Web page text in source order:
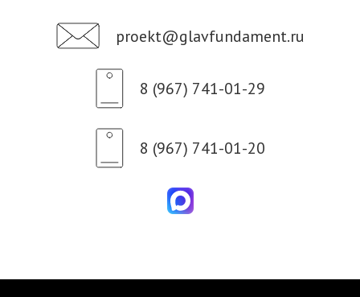
proekt@glavfundament.ru
8 (967) 741-01-29
8 (967) 741-01-20